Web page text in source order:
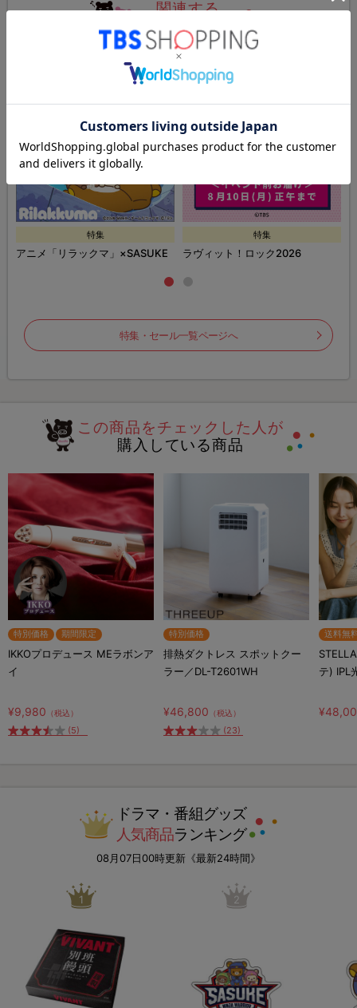
関連する
特集・セール
特集
アニメ「リラックマ」×SASUKE
特集
ラヴィット！ロック2026
特集・セール一覧ページへ
この商品をチェックした人が
購入している商品
特別価格 期間限定
IKKOプロデュース MEラボンア
イ
¥9,980 （税込）
(5)
特別価格
排熱ダクトレス スポットクー
ラー／DL-T2601WH
¥46,800 （税込）
(23)
送料無
テ) IPL
ドラマ・番組グッズ
人気商品ランキング
08月07日00時更新《最新24時間》
1 2